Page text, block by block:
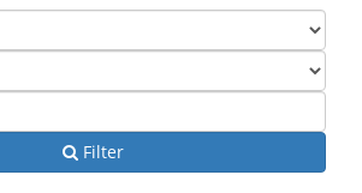
Filter